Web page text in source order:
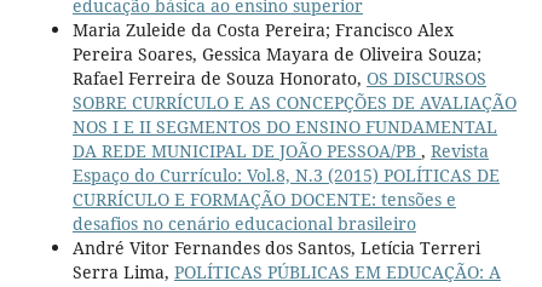
educação básica ao ensino superior
Maria Zuleide da Costa Pereira; Francisco Alex
Pereira Soares, Gessica Mayara de Oliveira Souza;
Rafael Ferreira de Souza Honorato, OS DISCURSOS
SOBRE CURRÍCULO E AS CONCEPÇÕES DE AVALIAÇÃO
NOS I E II SEGMENTOS DO ENSINO FUNDAMENTAL
DA REDE MUNICIPAL DE JOÃO PESSOA/PB , Revista
Espaço do Currículo: Vol.8, N.3 (2015) POLÍTICAS DE
CURRÍCULO E FORMAÇÃO DOCENTE: tensões e
desafios no cenário educacional brasileiro
André Vitor Fernandes dos Santos, Letícia Terreri
Serra Lima, POLÍTICAS PÚBLICAS EM EDUCAÇÃO: A